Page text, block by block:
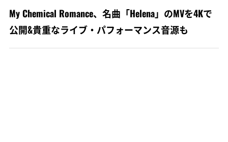
My Chemical Romance、名曲「Helena」のMVを4Kで
公開&貴重なライブ・パフォーマンス音源も